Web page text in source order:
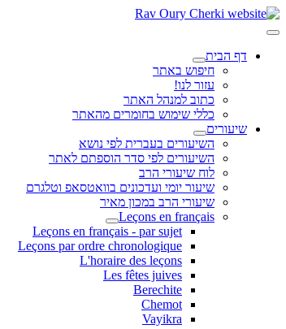
דף הבית
חיפוש באתר
עזור לנו!
כתוב למנהל האתר
כללי שימוש בחומרים מהאתר
שיעורים
השיעורים בעברית לפי נושא
השיעורים לפי סדר הוספתם לאתר
לוח שיעורי הרב
שיעור יומי ועדכונים בוואטסאפ וטלגרם
שיעורי הרב במכון מאיר
Leçons en français
Leçons en français - par sujet
Leçons par ordre chronologique
L'horaire des leçons
Les fêtes juives
Berechite
Chemot
Vayikra